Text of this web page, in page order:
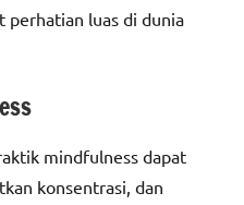
perhatian luas di dunia
mindfulness dapat
konsentrasi, dan